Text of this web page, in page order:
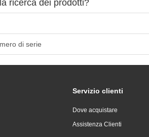
ricerca dei prodotti?
di serie
Servizio clienti
Dove acquistare
Assistenza Clienti